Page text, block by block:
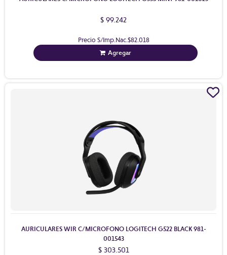
$ 99.242
Precio S/Imp.Nac.$82.018
Agregar
AURICULARES WIR C/MICROFONO LOGITECH G522 BLACK 981-
001543
$ 303.501